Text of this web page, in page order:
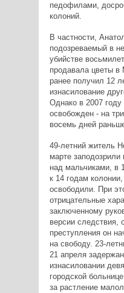
педофилами,
колоний.
В частности,
подозреваемый в
убийстве
продавала цветы
ранее получил 12
изнасилование
Однако в 2007 году
освобожден - на
восемь дней
49-летний житель
марте заподозрили
над мальчиками, в
к 14 годам
освободили. При
отрицательные
заключенному
версии следствия,
преступления он
на свободу. 23-
21 апреля
изнасиловании
городской
за растление